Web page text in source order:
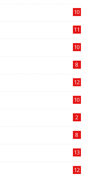
10
11
10
8
12
10
2
8
13
12